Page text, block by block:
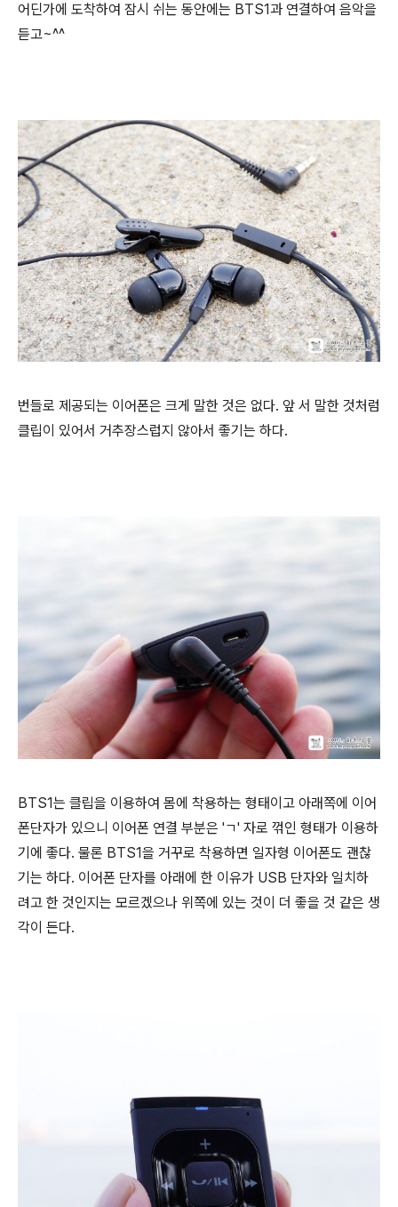
어딘가에 도착하여 잠시 쉬는 동안에는 BTS1과 연결하여 음악을
듣고~^^
번들로 제공되는 이어폰은 크게 말한 것은 없다. 앞 서 말한 것처럼
클립이 있어서 거추장스럽지 않아서 좋기는 하다.
BTS1는 클립을 이용하여 몸에 착용하는 형태이고 아래쪽에 이어
폰단자가 있으니 이어폰 연결 부분은 'ㄱ' 자로 꺾인 형태가 이용하
기에 좋다. 물론 BTS1을 거꾸로 착용하면 일자형 이어폰도 괜찮
기는 하다. 이어폰 단자를 아래에 한 이유가 USB 단자와 일치하
려고 한 것인지는 모르겠으나 위쪽에 있는 것이 더 좋을 것 같은 생
각이 든다.